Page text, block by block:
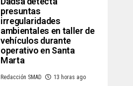
presuntas
irregularidades
ambientales en taller de
vehículos durante
operativo en Santa
Marta
Redacción SMAD 13 horas ago